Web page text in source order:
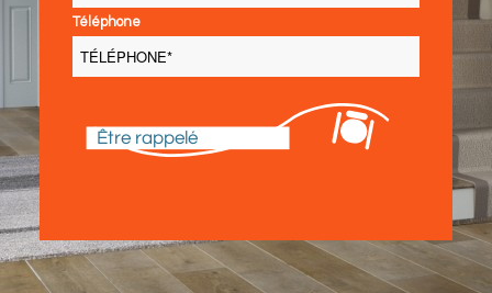
Téléphone
Être rappelé